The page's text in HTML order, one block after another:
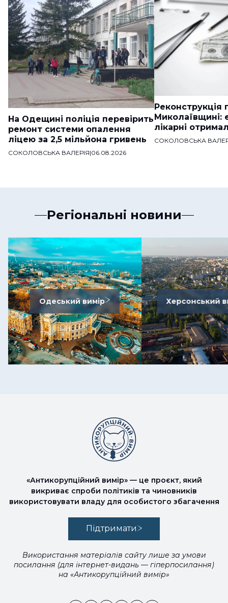
На Одещині поліція перевірить
ремонт системи опалення
ліцею за 2,5 мільйона гривень
СОКОЛОВСЬКА ВАЛЕРІЯ|06.08.2026
Реконструкція
Миколаївщині:
лікарні
СОКОЛОВСЬКА
Регіональні новини
Одеський вимір Херсонський
«Антикорупційний вимір» — це проєкт, який
викриває спроби політиків та чиновників
використовувати владу для особистого збагачення
Підтримати
Використання матеріалів сайту лише за умови
посилання (для інтернет-видань — гіперпосилання)
на «Антикорупційний вимір»